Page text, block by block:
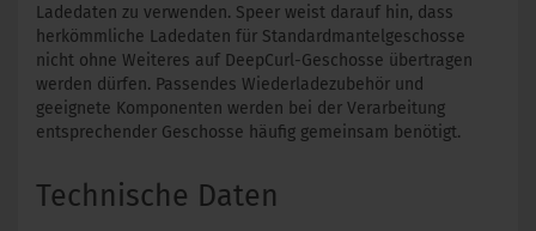
Ladedaten zu verwenden. Speer weist darauf hin, dass
herkömmliche Ladedaten für Standardmantelgeschosse
nicht ohne Weiteres auf DeepCurl-Geschosse übertragen
werden dürfen. Passendes Wiederladezubehör und
geeignete Komponenten werden bei der Verarbeitung
entsprechender Geschosse häufig gemeinsam benötigt.
Technische Daten